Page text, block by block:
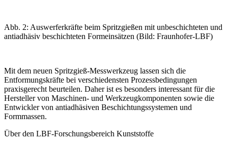
Abb. 2: Auswerferkräfte beim Spritzgießen mit unbeschichteten und
antiadhäsiv beschichteten Formeinsätzen (Bild: Fraunhofer-LBF)
Mit dem neuen Spritzgieß-Messwerkzeug lassen sich die
Entformungskräfte bei verschiedensten Prozessbedingungen
praxisgerecht beurteilen. Daher ist es besonders interessant für die
Hersteller von Maschinen- und Werkzeugkomponenten sowie die
Entwickler von antiadhäsiven Beschichtungssystemen und
Formmassen.
Über den LBF-Forschungsbereich Kunststoffe